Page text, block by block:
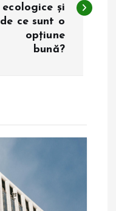
ecologice și
de ce sunt o
opțiune
bună?